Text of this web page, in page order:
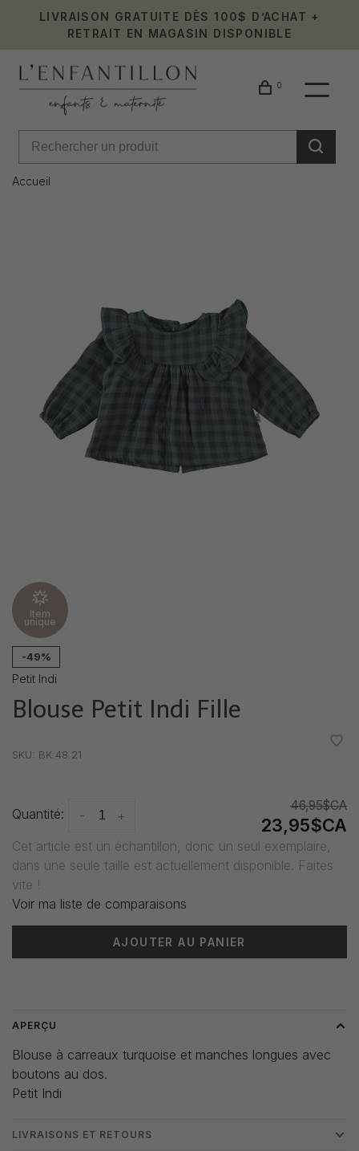
LIVRAISON GRATUITE DÈS 100$ D’ACHAT +
RETRAIT EN MAGASIN DISPONIBLE
0
Accueil
Item
unique
-49%
Petit Indi
Blouse Petit Indi Fille
SKU: BK.48.21
Quantité: +
-
46,95$CA
23,95$CA
Cet article est un échantillon, donc un seul exemplaire,
dans une seule taille est actuellement disponible. Faites
vite !
Voir ma liste de comparaisons
AJOUTER AU PANIER
APERÇU
Blouse à carreaux turquoise et manches longues avec
boutons au dos.
Petit Indi
LIVRAISONS ET RETOURS